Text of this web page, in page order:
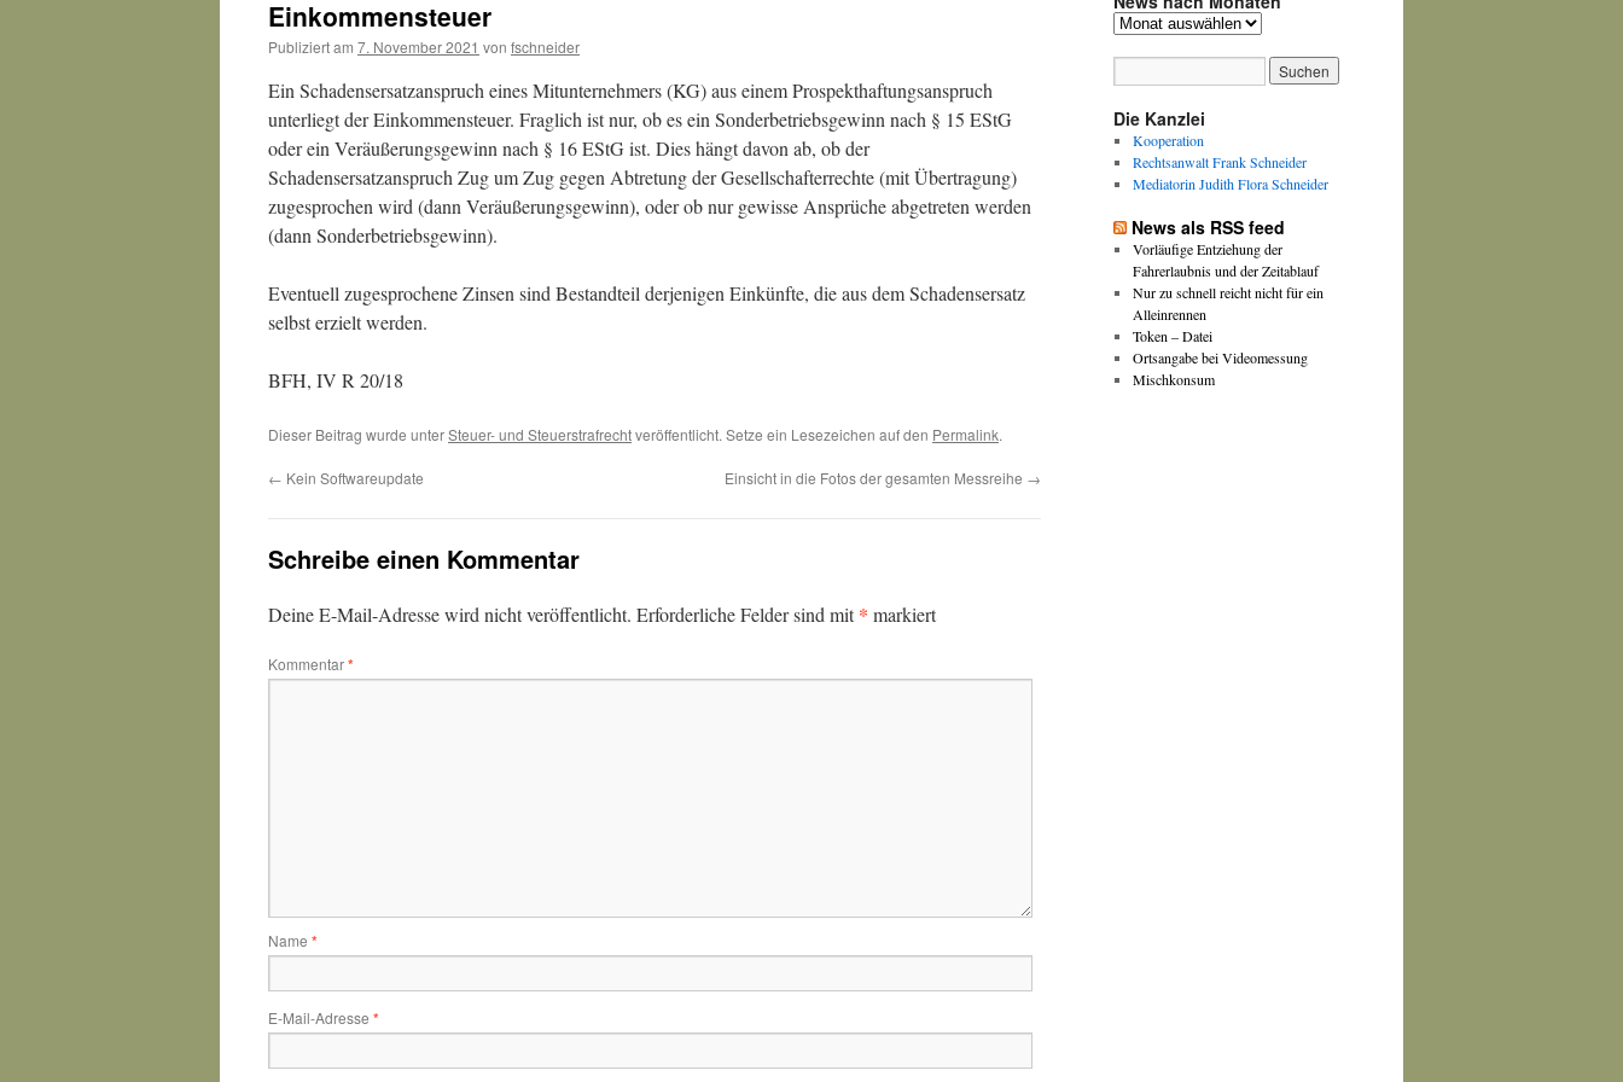
Einkommensteuer
Publiziert am 7. November 2021 von fschneider
Ein Schadensersatzanspruch eines Mitunternehmers (KG) aus einem Prospekthaftungsanspruch
unterliegt der Einkommensteuer. Fraglich ist nur, ob es ein Sonderbetriebsgewinn nach § 15 EStG
oder ein Veräußerungsgewinn nach § 16 EStG ist. Dies hängt davon ab, ob der
Schadensersatzanspruch Zug um Zug gegen Abtretung der Gesellschafterrechte (mit Übertragung)
zugesprochen wird (dann Veräußerungsgewinn), oder ob nur gewisse Ansprüche abgetreten werden
(dann Sonderbetriebsgewinn).
Eventuell zugesprochene Zinsen sind Bestandteil derjenigen Einkünfte, die aus dem Schadensersatz
selbst erzielt werden.
BFH, IV R 20/18
Dieser Beitrag wurde unterSteuer- und Steuerstrafrechtveröffentlicht. Setze ein Lesezeichen auf den Permalink.
← Kein Softwareupdate Einsicht in die Fotos der gesamten Messreihe →
Schreibe einen Kommentar
Deine E-Mail-Adresse wird nicht veröffentlicht. Erforderliche Felder sind mit* markiert
Kommentar*
Name *
E-Mail-Adresse *
News
Die Kanzlei
Kooperation
Rechtsanwalt Frank Schneider
Mediatorin Judith Flora Schneider
News als RSS feed
Vorläufige Entziehung der
Fahrerlaubnis und der Zeitablauf
Nur zu schnell reicht nicht für ein
Alleinrennen
Token – Datei
Ortsangabe bei Videomessung
Mischkonsum